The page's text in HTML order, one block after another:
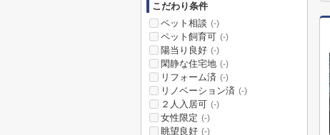
こだわり条件
ペット相談 (-)
ペット飼育可 (-)
陽当り良好 (-)
閑静な住宅地 (-)
リフォーム済 (-)
リノベーション済 (-)
２人入居可 (-)
女性限定 (-)
眺望良好 (-)